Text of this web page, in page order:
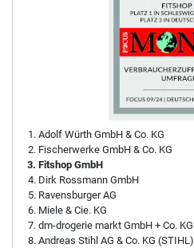
Adolf Würth GmbH & Co. KG
Fischerwerke GmbH & Co. KG
Fitshop GmbH
Dirk Rossmann GmbH
Ravensburger AG
Miele & Cie. KG
dm-drogerie markt GmbH + Co. KG
Andreas Stihl AG & Co. KG (STIHL)